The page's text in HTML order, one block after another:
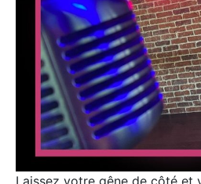
Laissez votre gêne de côté et